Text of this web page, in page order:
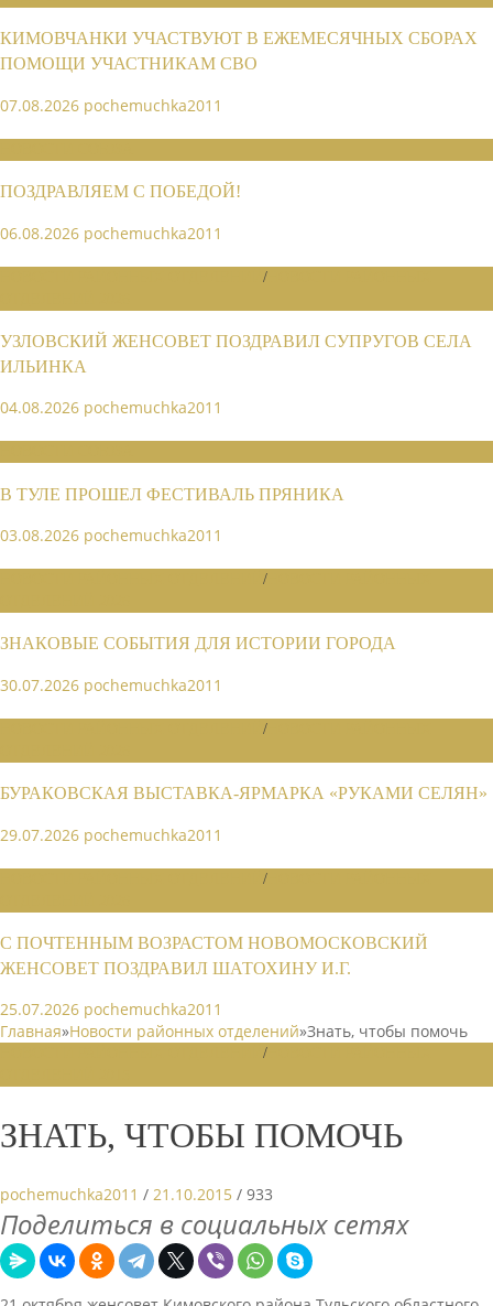
КИМОВЧАНКИ УЧАСТВУЮТ В ЕЖЕМЕСЯЧНЫХ СБОРАХ
ПОМОЩИ УЧАСТНИКАМ СВО
07.08.2026 pochemuchka2011
ПОЗДРАВЛЯЕМ С ПОБЕДОЙ!
06.08.2026 pochemuchka2011
/
УЗЛОВСКИЙ ЖЕНСОВЕТ ПОЗДРАВИЛ СУПРУГОВ СЕЛА
ИЛЬИНКА
04.08.2026 pochemuchka2011
В ТУЛЕ ПРОШЕЛ ФЕСТИВАЛЬ ПРЯНИКА
03.08.2026 pochemuchka2011
/
ЗНАКОВЫЕ СОБЫТИЯ ДЛЯ ИСТОРИИ ГОРОДА
30.07.2026 pochemuchka2011
/
БУРАКОВСКАЯ ВЫСТАВКА-ЯРМАРКА «РУКАМИ СЕЛЯН»
29.07.2026 pochemuchka2011
/
С ПОЧТЕННЫМ ВОЗРАСТОМ НОВОМОСКОВСКИЙ
ЖЕНСОВЕТ ПОЗДРАВИЛ ШАТОХИНУ И.Г.
25.07.2026 pochemuchka2011
Главная»Новости районных отделений»Знать, чтобы помочь
/
ЗНАТЬ, ЧТОБЫ ПОМОЧЬ
pochemuchka2011 / 21.10.2015 / 933
Поделиться в социальных сетях